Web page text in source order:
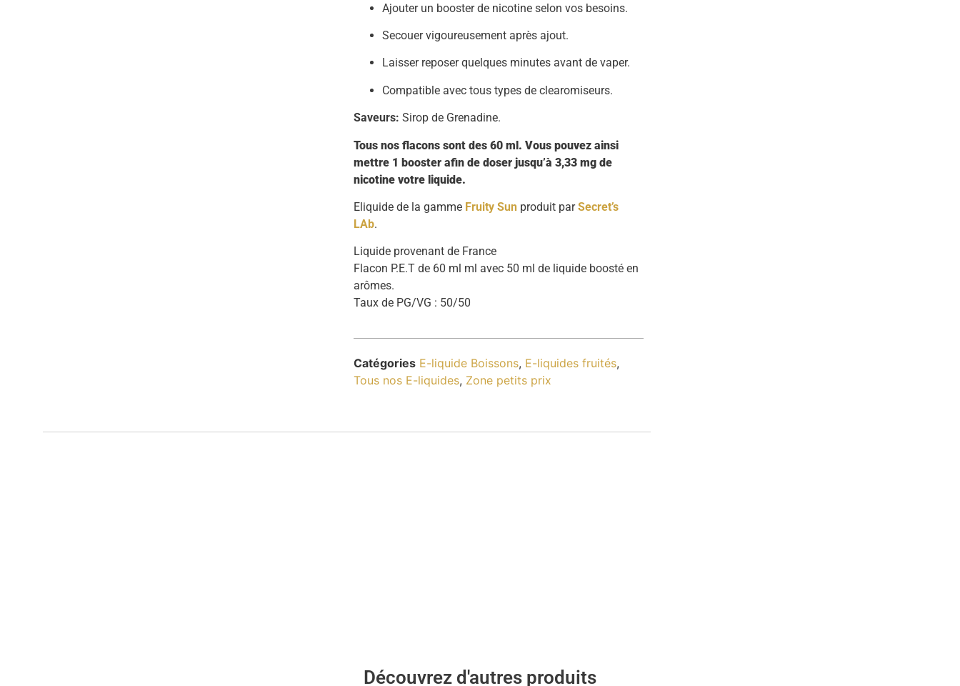
Ajouter un booster de nicotine selon vos besoins.
Secouer vigoureusement après ajout.
Laisser reposer quelques minutes avant de vaper.
Compatible avec tous types de clearomiseurs.
Saveurs:Sirop de Grenadine.
Tous nos flacons sont des 60 ml. Vous pouvez ainsi
mettre 1 booster afin de doser jusqu’à 3,33 mg de
nicotine votre liquide.
Eliquide de la gamme Fruity Sun produit parSecret’s
LAb.
Liquide provenant de France
Flacon P.E.T de 60 ml ml avec 50 ml de liquide boosté en
arômes.
Taux de PG/VG : 50/50
Catégories E-liquide Boissons, E-liquides fruités,
Tous nos E-liquides, Zone petits prix
Découvrez d'autres produits